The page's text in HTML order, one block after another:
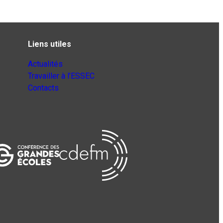
Liens utiles
Actualités
Travailler à l’ESSEC
Contacts